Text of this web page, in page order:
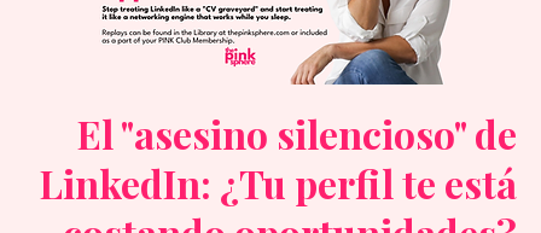
El "asesino silencioso" de
LinkedIn: ¿Tu perfil te está